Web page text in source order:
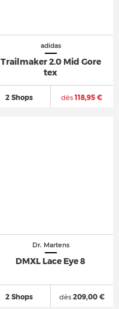
adidas
Trailmaker 2.0 Mid Gore
tex
2 Shops dès118,95 €
Dr. Martens
DMXL Lace Eye 8
2 Shops dès209,00 €